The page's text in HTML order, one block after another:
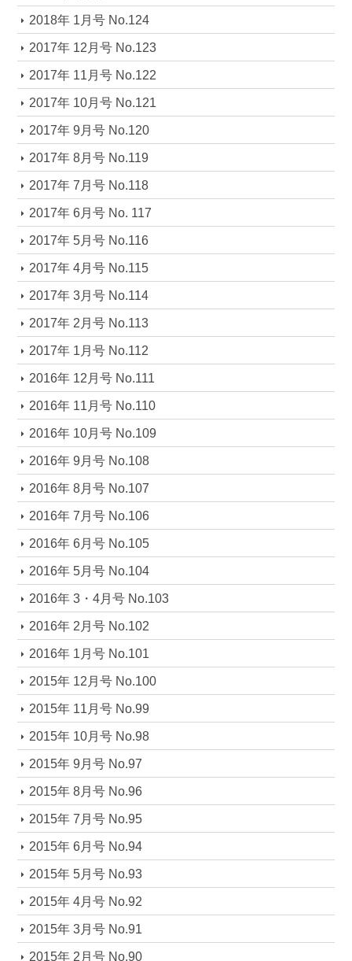
2018年 1月号 No.124
2017年 12月号 No.123
2017年 11月号 No.122
2017年 10月号 No.121
2017年 9月号 No.120
2017年 8月号 No.119
2017年 7月号 No.118
2017年 6月号 No. 117
2017年 5月号 No.116
2017年 4月号 No.115
2017年 3月号 No.114
2017年 2月号 No.113
2017年 1月号 No.112
2016年 12月号 No.111
2016年 11月号 No.110
2016年 10月号 No.109
2016年 9月号 No.108
2016年 8月号 No.107
2016年 7月号 No.106
2016年 6月号 No.105
2016年 5月号 No.104
2016年 3・4月号 No.103
2016年 2月号 No.102
2016年 1月号 No.101
2015年 12月号 No.100
2015年 11月号 No.99
2015年 10月号 No.98
2015年 9月号 No.97
2015年 8月号 No.96
2015年 7月号 No.95
2015年 6月号 No.94
2015年 5月号 No.93
2015年 4月号 No.92
2015年 3月号 No.91
2015年 2月号 No.90